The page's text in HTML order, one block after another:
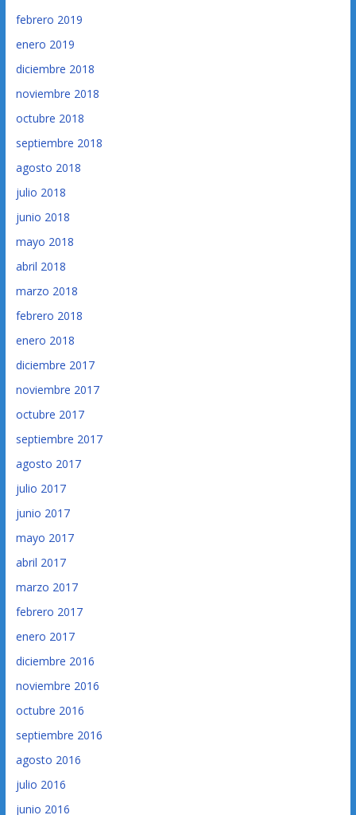
febrero 2019
enero 2019
diciembre 2018
noviembre 2018
octubre 2018
septiembre 2018
agosto 2018
julio 2018
junio 2018
mayo 2018
abril 2018
marzo 2018
febrero 2018
enero 2018
diciembre 2017
noviembre 2017
octubre 2017
septiembre 2017
agosto 2017
julio 2017
junio 2017
mayo 2017
abril 2017
marzo 2017
febrero 2017
enero 2017
diciembre 2016
noviembre 2016
octubre 2016
septiembre 2016
agosto 2016
julio 2016
junio 2016